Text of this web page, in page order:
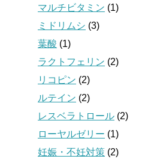
マルチビタミン (1)
ミドリムシ (3)
葉酸 (1)
ラクトフェリン (2)
リコピン (2)
ルテイン (2)
レスベラトロール (2)
ローヤルゼリー (1)
妊娠・不妊対策 (2)